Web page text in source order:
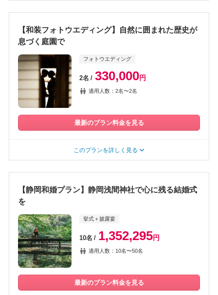
【和装フォトウエディング】自然に囲まれた歴史が
息づく庭園で
フォトウエディング
2名 330,000円
適用人数：2名〜2名
最新のプラン料金を見る
このプランを詳しく見る
【静岡和婚プラン】静岡浅間神社で心に残る結婚式
を
挙式＋披露宴
10名 1,352,295円
適用人数：10名〜50名
最新のプラン料金を見る